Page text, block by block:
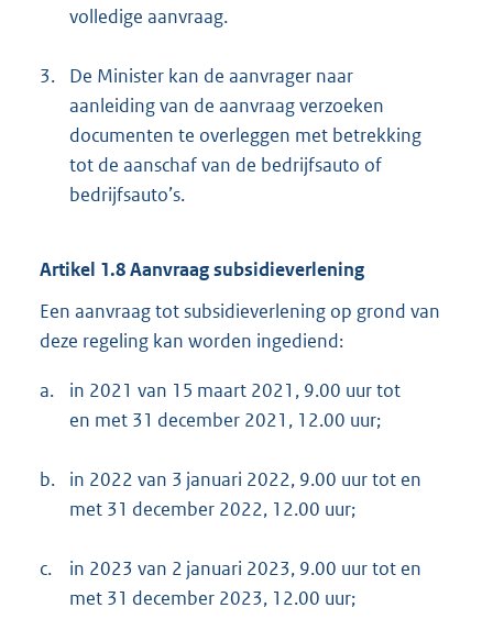
volledige aanvraag.
3.
De Minister kan de aanvrager naar
aanleiding van de aanvraag verzoeken
documenten te overleggen met betrekking
tot de aanschaf van de bedrijfsauto of
bedrijfsauto’s.
Artikel 1.8 Aanvraag subsidieverlening
Een aanvraag tot subsidieverlening op grond van
deze regeling kan worden ingediend:
a.
in 2021 van 15 maart 2021, 9.00 uur tot
en met 31 december 2021, 12.00 uur;
b.
in 2022 van 3 januari 2022, 9.00 uur tot en
met 31 december 2022, 12.00 uur;
c.
in 2023 van 2 januari 2023, 9.00 uur tot en
met 31 december 2023, 12.00 uur;